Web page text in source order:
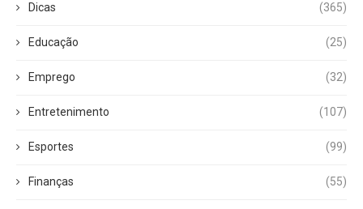
Dicas (365)
Educação (25)
Emprego (32)
Entretenimento (107)
Esportes (99)
Finanças (55)